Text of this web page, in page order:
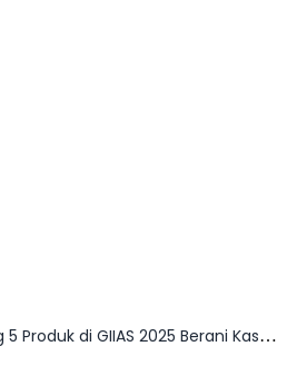
Hikvision Dashcam Boyong 5 Produk di GIIAS 2025 Berani Kasih Garansi 2 Tahun